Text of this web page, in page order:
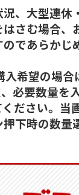
、大型連休
さむ場合、
であらかじ
希望の場合
、必要数量を
ださい。当
下時の数量